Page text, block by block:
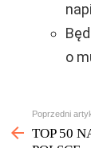
o
Zobacz
więcej
Poprzedni
TOP 50